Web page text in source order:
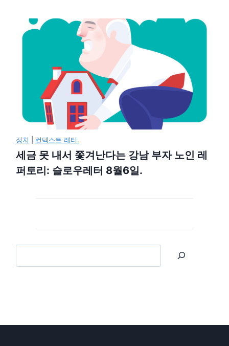
정치 컨텍스트 레터.
세금 못 내서 쫓겨난다는 강남 부자 노인 레
퍼토리: 슬로우레터 8월6일.